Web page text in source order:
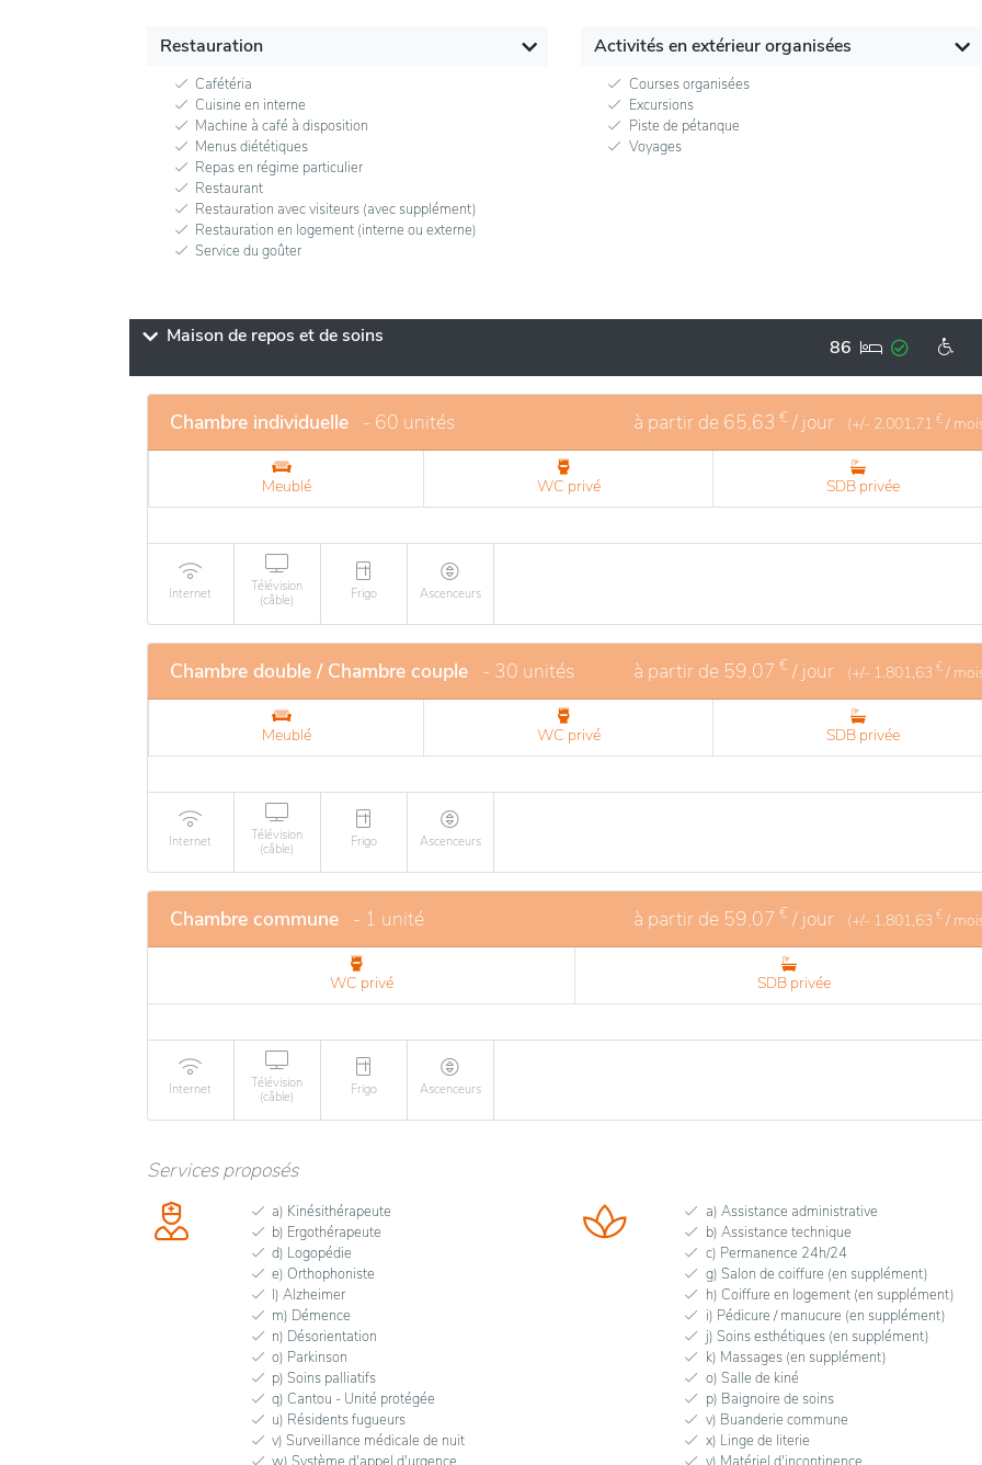
Restauration
Cafétéria
Cuisine en interne
Machine à café à disposition
Menus diététiques
Repas en régime particulier
Restaurant
Restauration avec visiteurs (avec supplément)
Restauration en logement (interne ou externe)
Service du goûter
Activités en extérieur organisées
Courses organisées
Excursions
Piste de pétanque
Voyages
Maison de repos et de soins 86
Chambre individuelle - 60 unités à partir de 65,63 € / jour (+/- 2.001,71 € /
Meublé WC privé SDB privée
Internet
Télévision
(câble)
Frigo Ascenceurs
Chambre double / Chambre couple - 30 unités à partir de 59,07 € / jour (+/- 1.801,63 € /
Meublé WC privé SDB privée
Internet
Télévision
(câble)
Frigo Ascenceurs
Chambre commune - 1 unité à partir de 59,07 € / jour (+/- 1.801,63 € /
WC privé SDB privée
Internet
Télévision
(câble)
Frigo Ascenceurs
Services proposés
a) Kinésithérapeute
b) Ergothérapeute
d) Logopédie
e) Orthophoniste
l) Alzheimer
m) Démence
n) Désorientation
o) Parkinson
p) Soins palliatifs
q) Cantou - Unité protégée
u) Résidents fugueurs
v) Surveillance médicale de nuit
a) Assistance administrative
b) Assistance technique
c) Permanence 24h/24
g) Salon de coiffure (en supplément)
h) Coiffure en logement (en supplément)
i) Pédicure / manucure (en supplément)
j) Soins esthétiques (en supplément)
k) Massages (en supplément)
o) Salle de kiné
p) Baignoire de soins
v) Buanderie commune
x) Linge de literie